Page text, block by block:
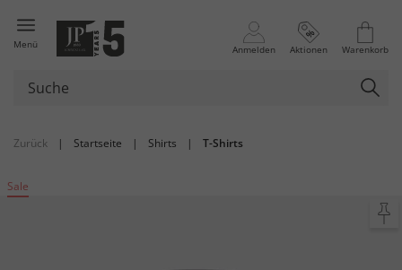
Menü Anmelden Aktionen Warenkorb
Zurück | Startseite | Shirts | T-Shirts
Sale